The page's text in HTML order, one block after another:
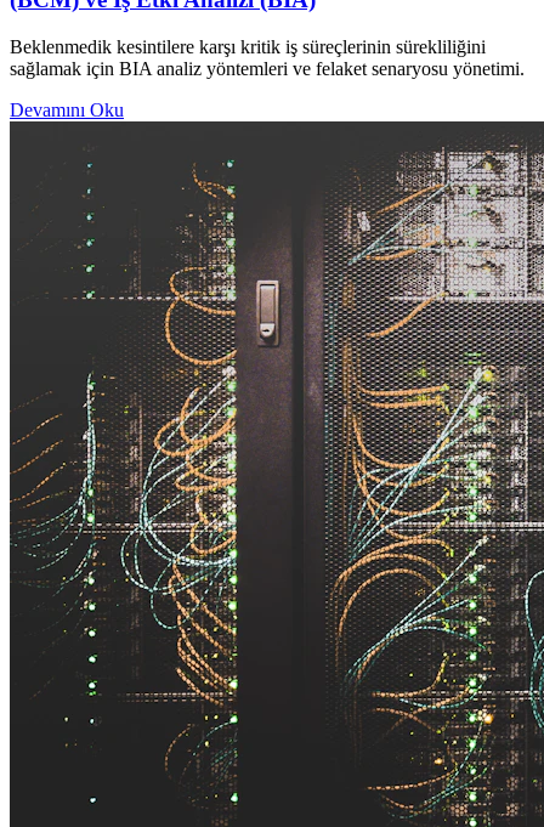
Beklenmedik kesintilere karşı kritik iş süreçlerinin sürekliliğini
sağlamak için BIA analiz yöntemleri ve felaket senaryosu yönetimi.
Devamını Oku